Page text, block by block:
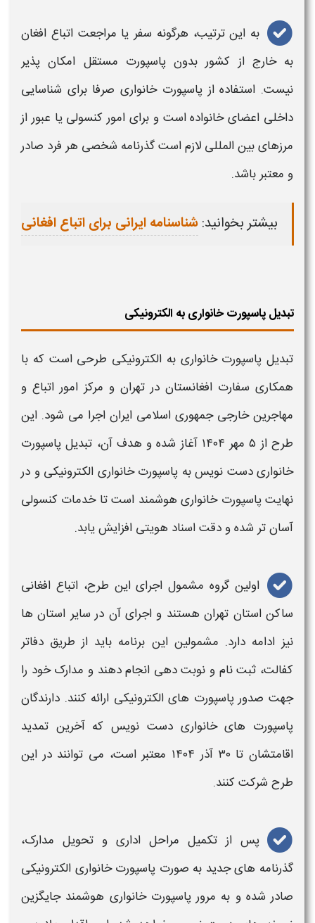
به این ترتیب، هرگونه سفر یا مراجعت اتباع افغان
به خارج از کشور بدونپاسپورت مستقل امکان‌ پذیر
نیست. استفاده ازپاسپورت خانواریصرفا برای شناسایی
داخلی اعضای خانواده است و برای امور کنسولی یا عبور از
مرزهای بین‌ المللی لازم است گذرنامه شخصی هر فرد صادر
و معتبر باشد.
بیشتر بخوانید:شناسنامه ایرانی برای اتباع افغانی
تبدیل پاسپورت خانواری به الکترونیکی
تبدیل پاسپورت خانواری به الکترونیکی طرحی است که با
همکاری سفارت افغانستان در تهران و مرکز امور اتباع و
مهاجرین خارجی جمهوری اسلامی ایران اجرا می‌ شود. این
طرح از ۵ مهر ۱۴۰۴ آغاز شده و هدف آن، تبدیل
پاسپورت
خانواریدست‌ نویس به پاسپورت خانواری الکترونیکی و در
نهایتپاسپورت خانواریهوشمند است تا خدمات کنسولی
آسان‌ تر شده و دقت اسناد هویتی افزایش یابد.
اولین گروه مشمول اجرای این طرح، اتباع افغانی
ساکن استان تهران هستند و اجرای آن در سایر استان‌ ها
نیز ادامه دارد. مشمولین این برنامه باید از طریق دفاتر
کفالت، ثبت‌ نام و نوبت‌ دهی انجام دهند و مدارک خود را
جهت صدورپاسپورت‌ هایالکترونیکی ارائه کنند. دارندگان
پاسپورت‌ هایخانواریدست‌ نویس که آخرین تمدید
اقامتشان تا ۳۰ آذر ۱۴۰۴ معتبر است، می‌ توانند در این
طرح شرکت کنند.
پس از تکمیل مراحل اداری و تحویل مدارک،
گذرنامه‌ های جدید به صورت پاسپورت خانواری الکترونیکی
صادر شده و به مرورپاسپورت خانواری هوشمند جایگزین